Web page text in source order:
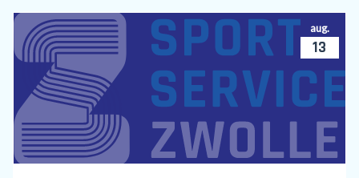
aug.
13